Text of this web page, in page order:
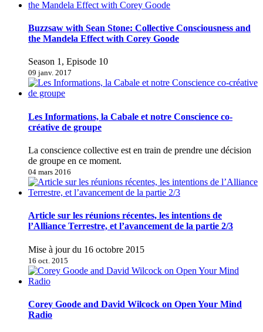
Buzzsaw with Sean Stone: Collective Consciousness and
the Mandela Effect with Corey Goode
Season 1, Episode 10
09 janv. 2017
Les Informations, la Cabale et notre Conscience co-
créative de groupe
La conscience collective est en train de prendre une décision
de groupe en ce moment.
04 mars 2016
Article sur les réunions récentes, les intentions de
l’Alliance Terrestre, et l’avancement de la partie 2/3
Mise à jour du 16 octobre 2015
16 oct. 2015
Corey Goode and David Wilcock on Open Your Mind
Radio